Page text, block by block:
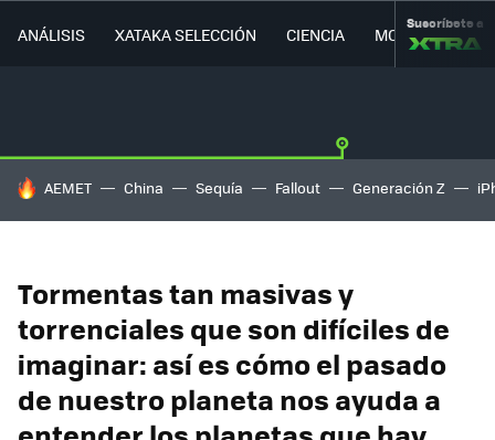
ANÁLISIS XATAKA SELECCIÓN CIENCIA MOVILIDAD
Suscríbete a
HOY SE HABLA DE
AEMET China Sequía Fallout Generación Z
Tormentas tan masivas y
torrenciales que son difíciles de
imaginar: así es cómo el pasado
de nuestro planeta nos ayuda a